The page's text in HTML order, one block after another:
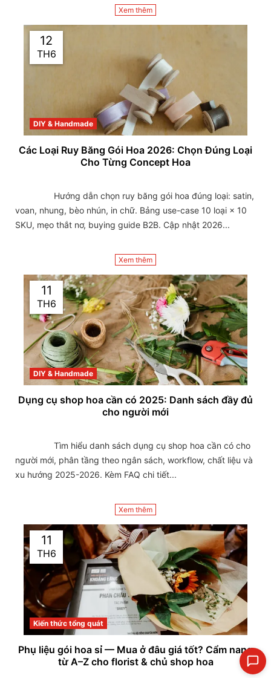
Xem thêm
12
TH6
DIY & Handmade
Các Loại Ruy Băng Gói Hoa 2026: Chọn Đúng Loại
Cho Từng Concept Hoa
voan, nhung, bèo nhún, in chữ. Bảng use-case 10 loại × 10
SKU, mẹo thắt nơ, buying guide B2B. Cập nhật 2026...
Xem thêm
11
TH6
DIY & Handmade
Dụng cụ shop hoa cần có 2025: Danh sách đầy đủ
cho người mới
người mới, phân tầng theo ngân sách, workflow, chất liệu và
xu hướng 2025-2026. Kèm FAQ chi tiết...
Xem thêm
11
TH6
Kiến thức tổng quát
Phụ liệu gói hoa sỉ — Mua ở đâu giá tốt? Cẩm nang
từ A–Z cho florist & chủ shop hoa